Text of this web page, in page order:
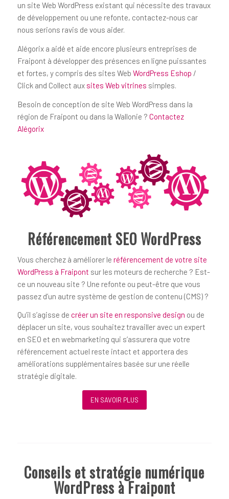
un site Web WordPress existant qui nécessite des travaux
de développement ou une refonte, contactez-nous car
nous serions ravis de vous aider.
Alégorix a aidé et aide encore plusieurs entreprises de
Fraipont à développer des présences en ligne puissantes
et fortes, y compris des sites Web WordPress Eshop /
Click and Collect aux sites Web vitrines simples.
Besoin de conception de site Web WordPress dans la
région de Fraipont ou dans la Wallonie ? Contactez
Alégorix
Référencement SEO WordPress
Vous cherchez à améliorer le référencement de votre site
WordPress à Fraipont sur les moteurs de recherche ? Est-
ce un nouveau site ? Une refonte ou peut-être que vous
passez d’un autre système de gestion de contenu (CMS) ?
Qu’il s’agisse de créer un site en responsive design ou de
déplacer un site, vous souhaitez travailler avec un expert
en SEO et en webmarketing qui s’assurera que votre
référencement actuel reste intact et apportera des
améliorations supplémentaires basée sur une réelle
stratégie digitale.
EN SAVOIR PLUS
Conseils et stratégie numérique
WordPress à Fraipont